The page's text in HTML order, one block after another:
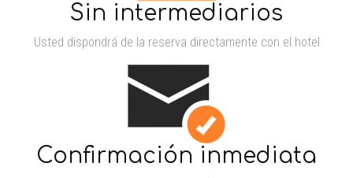
Sin intermediarios
Usted dispondrá de la reserva directamente con el hotel
Confirmación inmediata